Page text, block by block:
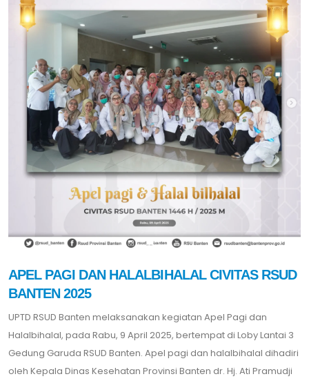
APEL PAGI DAN HALALBIHALAL CIVITAS RSUD
BANTEN 2025
UPTD RSUD Banten melaksanakan kegiatan Apel Pagi dan
Halalbihalal, pada Rabu, 9 April 2025, bertempat di Loby Lantai 3
Gedung Garuda RSUD Banten. Apel pagi dan halalbihalal dihadiri
oleh Kepala Dinas Kesehatan Provinsi Banten dr. Hj. Ati Pramudji